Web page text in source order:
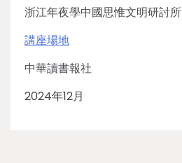
浙江年夜學中國思惟文明研討所
講座場地
中華讀書報社
2024年12月